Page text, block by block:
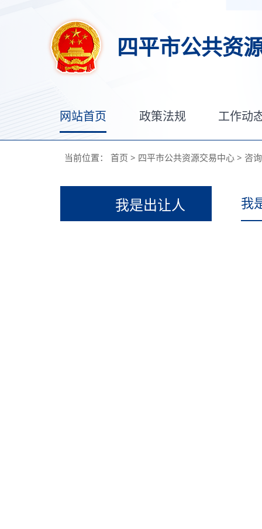
四平市公共资
网站首页 政策法规 工作动
当前位置： 首页 > 四平市公共资源交易中心 > 咨
我是出让人 我